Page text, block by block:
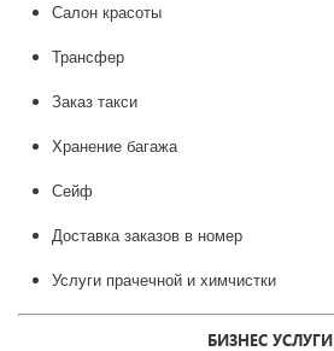
Салон красоты
Трансфер
Заказ такси
Хранение багажа
Сейф
Доставка заказов в номер
Услуги прачечной и химчистки
БИЗНЕС УСЛУГИ